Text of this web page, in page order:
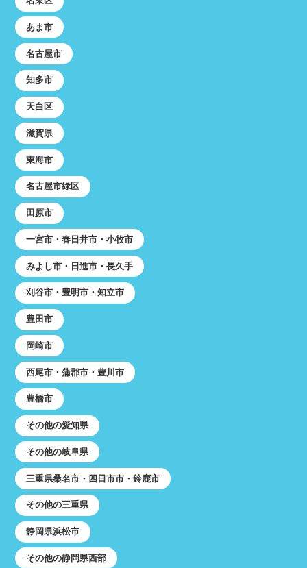
あま市
名古屋市
知多市
天白区
滋賀県
東海市
名古屋市緑区
田原市
一宮市・春日井市・小牧市
みよし市・日進市・長久手
刈谷市・豊明市・知立市
豊田市
岡崎市
西尾市・蒲郡市・豊川市
豊橋市
その他の愛知県
その他の岐阜県
三重県桑名市・四日市市・鈴鹿市
その他の三重県
静岡県浜松市
その他の静岡県西部